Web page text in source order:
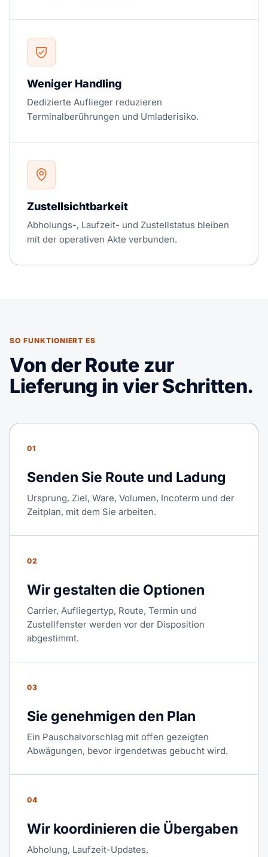
Weniger Handling
Dedizierte Auflieger reduzieren
Terminalberührungen und Umladerisiko.
Zustellsichtbarkeit
Abholungs-, Laufzeit- und Zustellstatus bleiben
mit der operativen Akte verbunden.
SO FUNKTIONIERT ES
Von der Route zur
Lieferung in vier Schritten.
01
Senden Sie Route und Ladung
Ursprung, Ziel, Ware, Volumen, Incoterm und der
Zeitplan, mit dem Sie arbeiten.
02
Wir gestalten die Optionen
Carrier, Aufliegertyp, Route, Termin und
Zustellfenster werden vor der Disposition
abgestimmt.
03
Sie genehmigen den Plan
Ein Pauschalvorschlag mit offen gezeigten
Abwägungen, bevor irgendetwas gebucht wird.
04
Wir koordinieren die Übergaben
Abholung, Laufzeit-Updates,